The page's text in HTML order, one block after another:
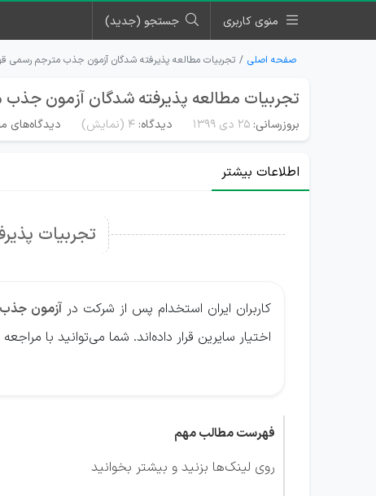
منوی کاربری جستجو (جدید)
صفحه اصلی تجربیات مطالعه پذیرفته شدگان آزمون جذب مترجم رسمی
تجربیات مطالعه پذیرفته شدگان آزمون
بروزرسانی: ۲۵ دی ۱۳۹۹ دیدگاه: 4 (نمایش) دیدگاه‌های
اطلاعات بیشتر
تجربیات
کاربران ایران استخدام پس از شرکت در آزمون
اختیار سایرین قرار داده‌اند. شما می‌توانید با
فهرست مطالب مهم
روی لینک‌ها بزنید و بیشتر بخوانید